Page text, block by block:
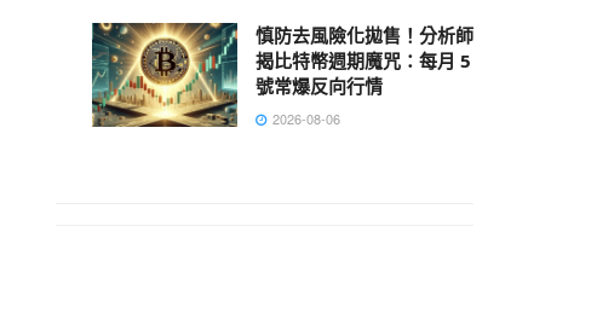
慎防去風險化拋售！分析師
揭比特幣週期魔咒：每月 5
號常爆反向行情
2026-08-06